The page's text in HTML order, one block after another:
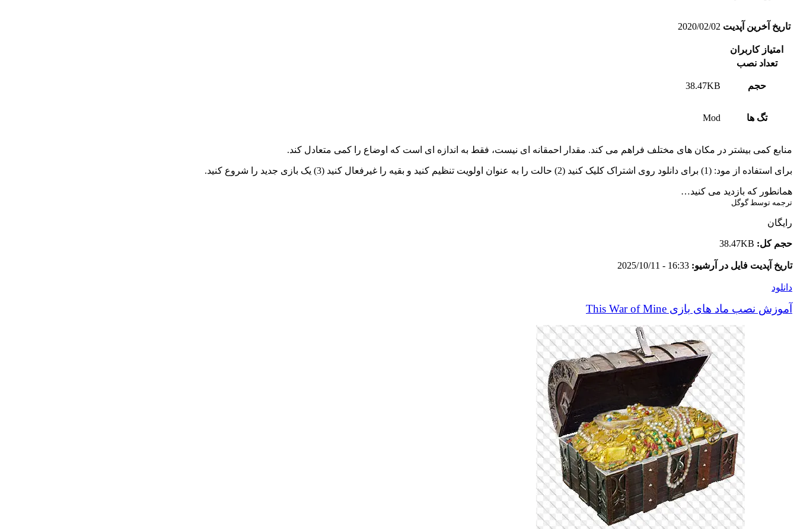
تاریخ آخرین آپدیت 2020/02/02
امتیاز کاربران
تعداد نصب
حجم 38.47KB
تگ ها Mod
منابع کمی بیشتر در مکان های مختلف فراهم می کند. مقدار احمقانه ای نیست، فقط به اندازه ای است که اوضاع را کمی متعادل کند.
برای استفاده از مود: (1) برای دانلود روی اشتراک کلیک کنید (2) حالت را به عنوان اولویت تنظیم کنید و بقیه را غیرفعال کنید (3) یک بازی جدید را شروع کنید.
همانطور که بازدید می کنید…
ترجمه توسط گوگل
رایگان
حجم کل: 38.47KB
تاریخ آپدیت فایل در آرشیو: 16:33 - 2025/10/11
دانلود
آموزش نصب ماد های بازی This War of Mine